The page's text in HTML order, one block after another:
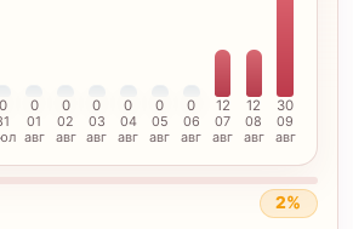
0
0
01
авг
0
02
авг
0
03
авг
0
04
авг
0
05
авг
0
06
авг
12
07
авг
12
08
авг
30
09
авг
2%